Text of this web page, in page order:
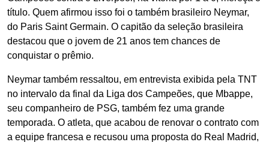
título. Quem afirmou isso foi o também brasileiro Neymar,
do Paris Saint Germain. O capitão da seleção brasileira
destacou que o jovem de 21 anos tem chances de
conquistar o prêmio.
Neymar também ressaltou, em entrevista exibida pela TNT
no intervalo da final da Liga dos Campeões, que Mbappe,
seu companheiro de PSG, também fez uma grande
temporada. O atleta, que acabou de renovar o contrato com
a equipe francesa e recusou uma proposta do Real Madrid,